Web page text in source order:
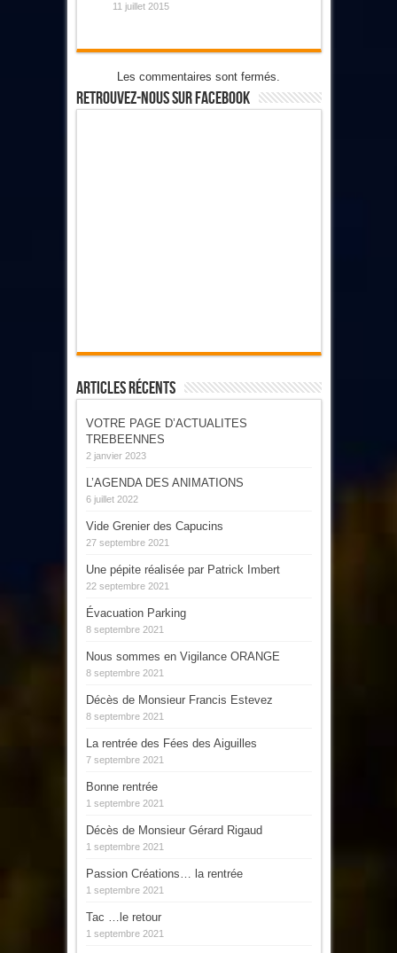
11 juillet 2015
Les commentaires sont fermés.
Retrouvez-Nous Sur Facebook
Articles Récents
VOTRE PAGE D’ACTUALITES
TREBEENNES
2 janvier 2023
L’AGENDA DES ANIMATIONS
6 juillet 2022
Vide Grenier des Capucins
27 septembre 2021
Une pépite réalisée par Patrick Imbert
22 septembre 2021
Évacuation Parking
8 septembre 2021
Nous sommes en Vigilance ORANGE
8 septembre 2021
Décès de Monsieur Francis Estevez
8 septembre 2021
La rentrée des Fées des Aiguilles
7 septembre 2021
Bonne rentrée
1 septembre 2021
Décès de Monsieur Gérard Rigaud
1 septembre 2021
Passion Créations… la rentrée
1 septembre 2021
Tac …le retour
1 septembre 2021